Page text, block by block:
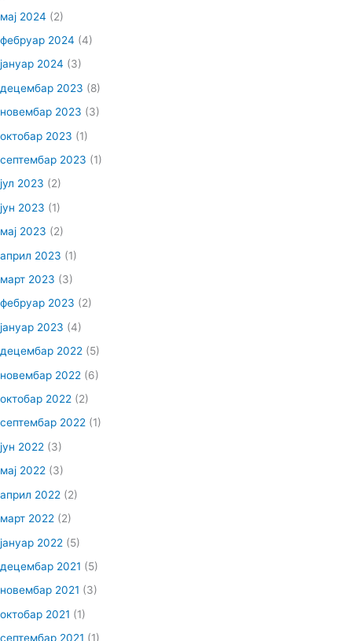
мај 2024 (2)
фебруар 2024 (4)
јануар 2024 (3)
децембар 2023 (8)
новембар 2023 (3)
октобар 2023 (1)
септембар 2023 (1)
јул 2023 (2)
јун 2023 (1)
мај 2023 (2)
април 2023 (1)
март 2023 (3)
фебруар 2023 (2)
јануар 2023 (4)
децембар 2022 (5)
новембар 2022 (6)
октобар 2022 (2)
септембар 2022 (1)
јун 2022 (3)
мај 2022 (3)
април 2022 (2)
март 2022 (2)
јануар 2022 (5)
децембар 2021 (5)
новембар 2021 (3)
октобар 2021 (1)
септембар 2021 (1)